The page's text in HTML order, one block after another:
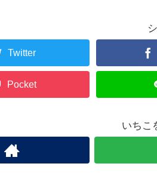
Twitter
Pocket
いちこ